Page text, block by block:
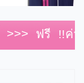
‼️ค่าประเมิน